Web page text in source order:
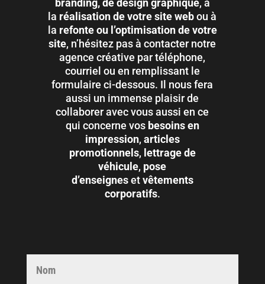
branding, de design graphique, à
la réalisation de votre site webou à
la refonte ou l’optimisation de votre
site, n’hésitez pas à contacter notre
agence créative par téléphone,
courriel ou en remplissant le
formulaire ci-dessous. Il nous fera
aussi un immense plaisir de
collaborer avec vous aussi en ce
qui concerne vos besoins en
impression, articles
promotionnels, lettrage de
véhicule, pose
d’enseignesetvêtements
corporatifs.